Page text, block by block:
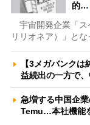
的…
宇宙開発企業「ス
リリオネア）」と
【3メガバンク
益続出の一方で
急増する中国企
Temu…本社機能